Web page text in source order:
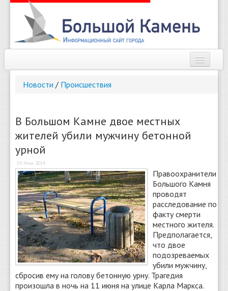
Новости
Справочник
О сайте
Найти
Новости / Происшествия
В Большом Камне двое местных
жителей убили мужчину бетонной
урной
19 Июн 2014
Правоохранители
Большого Камня
проводят
расследование по
факту смерти
местного жителя.
Предполагается,
что двое
подозреваемых
убили мужчину,
сбросив ему на голову бетонную урну. Трагедия
произошла в ночь на 11 июня на улице Карла Маркса.